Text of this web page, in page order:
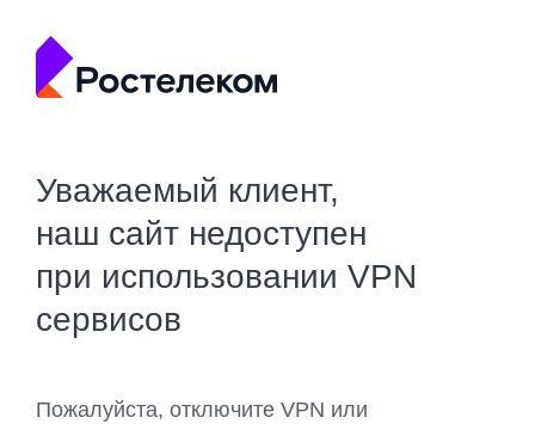
Уважаемый клиент,
наш сайт недоступен
при использовании VPN
сервисов
Пожалуйста, отключите VPN или